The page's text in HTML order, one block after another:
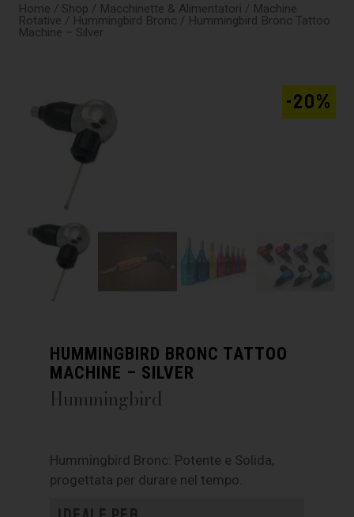
Home / Shop / Macchinette & Alimentatori / Machine
Rotative / Hummingbird Bronc / Hummingbird Bronc Tattoo
Machine – Silver
-20%
HUMMINGBIRD BRONC TATTOO
MACHINE – SILVER
Hummingbird
Hummingbird Bronc: Potente e Solida,
progettata per durare nel tempo.